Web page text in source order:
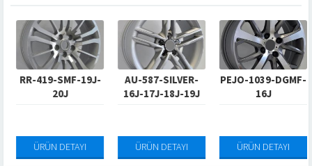
RR-419-SMF-19J-
20J
ÜRÜN DETAYI
AU-587-SILVER-
16J-17J-18J-19J
ÜRÜN DETAYI
PEJO-1039-DGMF-
16J
ÜRÜN DETAYI